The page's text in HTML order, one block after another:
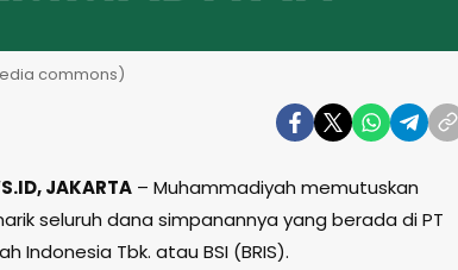
commons)
JAKARTA – Muhammadiyah memutuskan
seluruh dana simpanannya yang berada di PT
Indonesia Tbk. atau BSI (BRIS).